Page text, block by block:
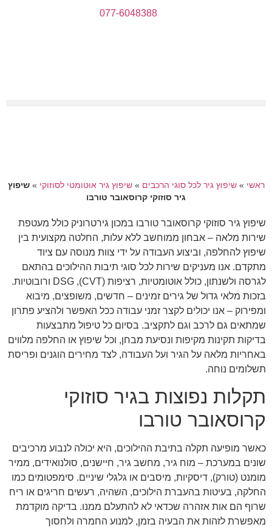
077-6048388
ראשי»שיפוץ גיר לכל סוגי הרכבים»שיפוץ גיר אוטומטי לסוזוקי»שיפוץ
גיר סוזוקי קרוסאובר טורבו
שיפוץ גיר סוזוקי קרוסאובר טורבו במכון גירטרוניק כולל מעטפת
שירות מלאה – אבחון ממוחשב ללא עלות, החלטה מקצועית בין
שיפוץ להחלפה, וביצוע העבודה על ידי צוות מנוסה עם ציוד
מתקדם. אנו מעניקים שירות לכל סוגי תיבות ההילוכים בהתאם
לגרסה ולשנתון, כולל אוטומטיות, רציפות (CVT), DSG ורובוטיות.
בזכות מלאי גדול של גירים זמינים – חדשים, משופצים, מיבוא
ומפירוק – אנו יכולים לקצר זמני עבודה ככל האפשר ולהציע פתרון
שמתאים גם לרכב וגם לתקציב. בסיום כל טיפול מתבצעות
בדיקות תקינות מקיפות ונסיעת מבחן, וכל שיפוץ או החלפה מלווים
באחריות מלאה על הגיר ועל העבודה, לצד מחירים הוגנים ופריסת
תשלומים נוחה.
תקלות נפוצות בגיר סוזוקי
קרוסאובר טורבו
כאשר מופיעה תקלה בתיבת ההילוכים, היא יכולה לנבוע מרכיבים
שונים במערכת – מוח גיר, מחשב גיר, חיישנים, סולנואידים, ממיר
מומנט (טורק), דיסקיות, מיסבים או גלגלי שיניים. סימפטומים כמו
החלקה, בעיטות בהעברת הילוכים, השהיה, רעשים חריגים או ריח
שרוף הם אות אזהרה שכדאי לא להתעלם ממנו. בדיקה מוקדמת
מאפשרת לזהות את הבעיה בזמן, למנוע החמרה ולחסוך